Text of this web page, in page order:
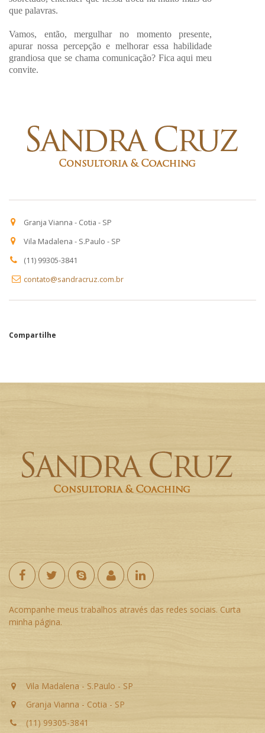
que palavras.
Vamos, então, mergulhar no momento presente,
apurar nossa percepção e melhorar essa habilidade
grandiosa que se chama comunicação? Fica aqui meu
convite.
Granja Vianna - Cotia - SP
Vila Madalena - S.Paulo - SP
(11) 99305-3841
contato@sandracruz.com.br
Compartilhe
Acompanhe meus trabalhos através das redes sociais. Curta
minha página.
Vila Madalena - S.Paulo - SP
Granja Vianna - Cotia - SP
(11) 99305-3841